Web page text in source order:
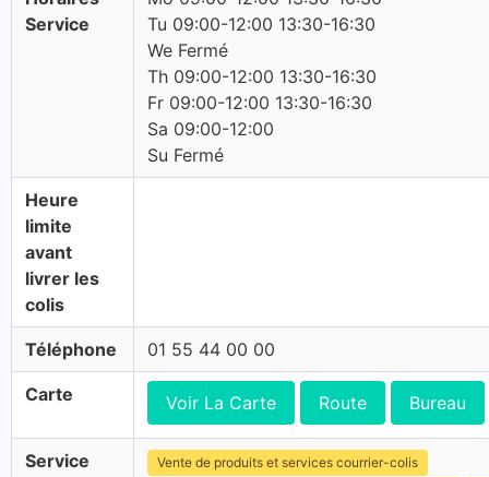
Service
Tu 09:00-12:00 13:30-16:30
We Fermé
Th 09:00-12:00 13:30-16:30
Fr 09:00-12:00 13:30-16:30
Sa 09:00-12:00
Su Fermé
Heure
limite
avant
livrer les
colis
Téléphone 01 55 44 00 00
Carte Voir La Carte Route Bureau
Service
Vente de produits et services courrier-colis